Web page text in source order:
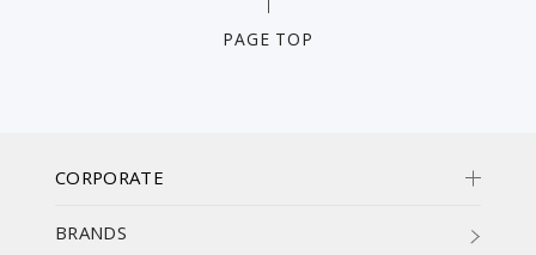
PAGE TOP
CORPORATE
BRANDS